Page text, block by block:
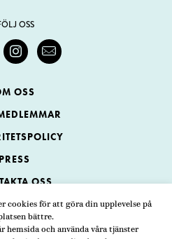
cookies för att göra din upplevelse på
bättre.
hemsida och använda våra tjänster
OSS
OSS
PRESS
OSS
Hus och Parker